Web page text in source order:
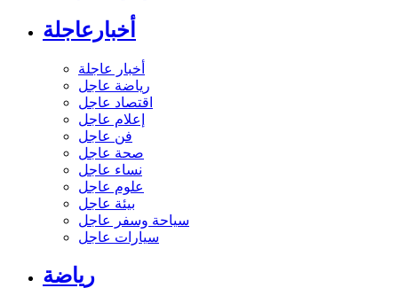
أخبارعاجلة
أخبار عاجلة
رياضة عاجل
اقتصاد عاجل
إعلام عاجل
فن عاجل
صحة عاجل
نساء عاجل
علوم عاجل
بيئة عاجل
سياحة وسفر عاجل
سيارات عاجل
رياضة